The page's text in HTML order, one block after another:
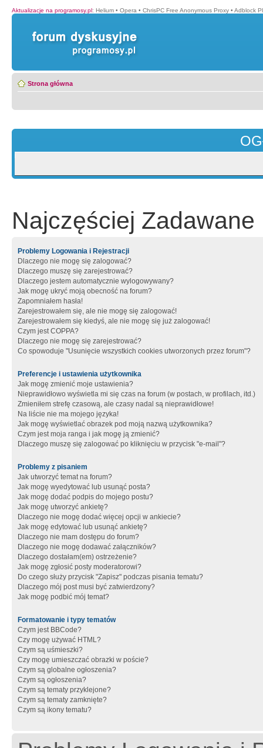
Aktualizacje na programosy.pl: Helium • Opera • ChrisPC Free Anonymous Proxy • Adblock
Strona główna
Najczęściej Zadawane
Problemy Logowania i Rejestracji
Dlaczego nie mogę się zalogować?
Dlaczego muszę się zarejestrować?
Dlaczego jestem automatycznie wylogowywany?
Jak mogę ukryć moją obecność na forum?
Zapomniałem hasła!
Zarejestrowałem się, ale nie mogę się zalogować!
Zarejestrowałem się kiedyś, ale nie mogę się już zalogować!
Czym jest COPPA?
Dlaczego nie mogę się zarejestrować?
Co spowoduje "Usunięcie wszystkich cookies utworzonych przez forum"?
Preferencje i ustawienia użytkownika
Jak mogę zmienić moje ustawienia?
Nieprawidłowo wyświetla mi się czas na forum (w postach, w profilach, itd.)
Zmieniłem strefę czasową, ale czasy nadal są nieprawidłowe!
Na liście nie ma mojego języka!
Jak mogę wyświetlać obrazek pod moją nazwą użytkownika?
Czym jest moja ranga i jak mogę ją zmienić?
Dlaczego muszę się zalogować po kliknięciu w przycisk "e-mail"?
Problemy z pisaniem
Jak utworzyć temat na forum?
Jak mogę wyedytować lub usunąć posta?
Jak mogę dodać podpis do mojego postu?
Jak mogę utworzyć ankietę?
Dlaczego nie mogę dodać więcej opcji w ankiecie?
Jak mogę edytować lub usunąć ankietę?
Dlaczego nie mam dostępu do forum?
Dlaczego nie mogę dodawać załączników?
Dlaczego dostałam(em) ostrzeżenie?
Jak mogę zgłosić posty moderatorowi?
Do czego służy przycisk "Zapisz" podczas pisania tematu?
Dlaczego mój post musi być zatwierdzony?
Jak mogę podbić mój temat?
Formatowanie i typy tematów
Czym jest BBCode?
Czy mogę używać HTML?
Czym są uśmieszki?
Czy mogę umieszczać obrazki w poście?
Czym są globalne ogłoszenia?
Czym są ogłoszenia?
Czym są tematy przyklejone?
Czym są tematy zamknięte?
Czym są ikony tematu?